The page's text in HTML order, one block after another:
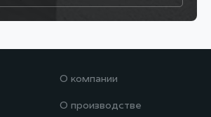
О компании
О производстве